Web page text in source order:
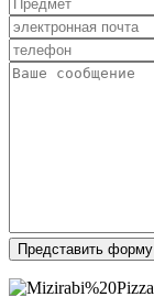
Представить форму